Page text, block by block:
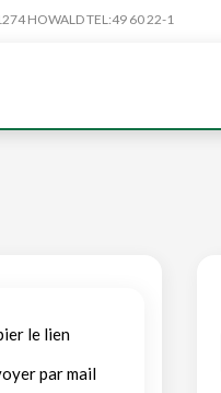
HOWALD TEL:49 60 22-1
le lien
par mail